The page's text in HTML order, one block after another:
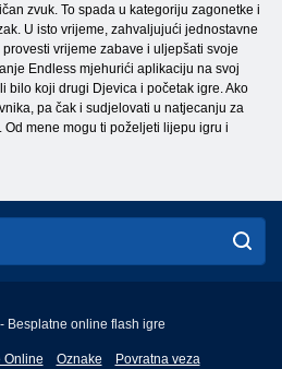
zvuk. To spada u kategoriju zagonetke i
U isto vrijeme, zahvaljujući jednostavne
vrijeme zabave i uljepšati svoje
Endless mjehurići aplikaciju na svoj
bilo koji drugi Djevica i početak igre. Ako
pa čak i sudjelovati u natjecanju za
mene mogu ti poželjeti lijepu igru ​​i
Besplatne online flash igre
Online Oznake Povratna veza